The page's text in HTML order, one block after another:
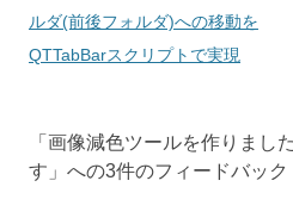
稿
ナ
ルダ(前後フォルダ)への移動を
QTTabBarスクリプトで実現
「 画像減色ツールを作りまし
す 」への3件のフィードバック